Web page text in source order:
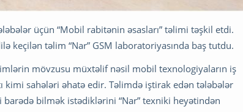
üçün “Mobil rabitənin əsasları” təlimi təşkil etdi.
keçilən təlim “Nar” GSM laboratoriyasında baş tutdu.
mövzusu müxtəlif nəsil mobil texnologiyaların iş
kimi sahələri əhatə edir. Təlimdə iştirak edən tələbələr
bilmək istədiklərini “Nar” texniki heyətindən